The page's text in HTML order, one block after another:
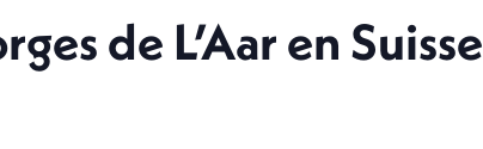
de L’Aar en Suisse